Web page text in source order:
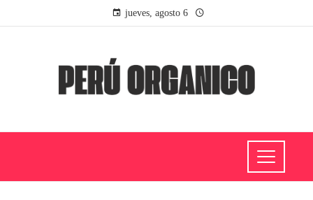
jueves, agosto 6